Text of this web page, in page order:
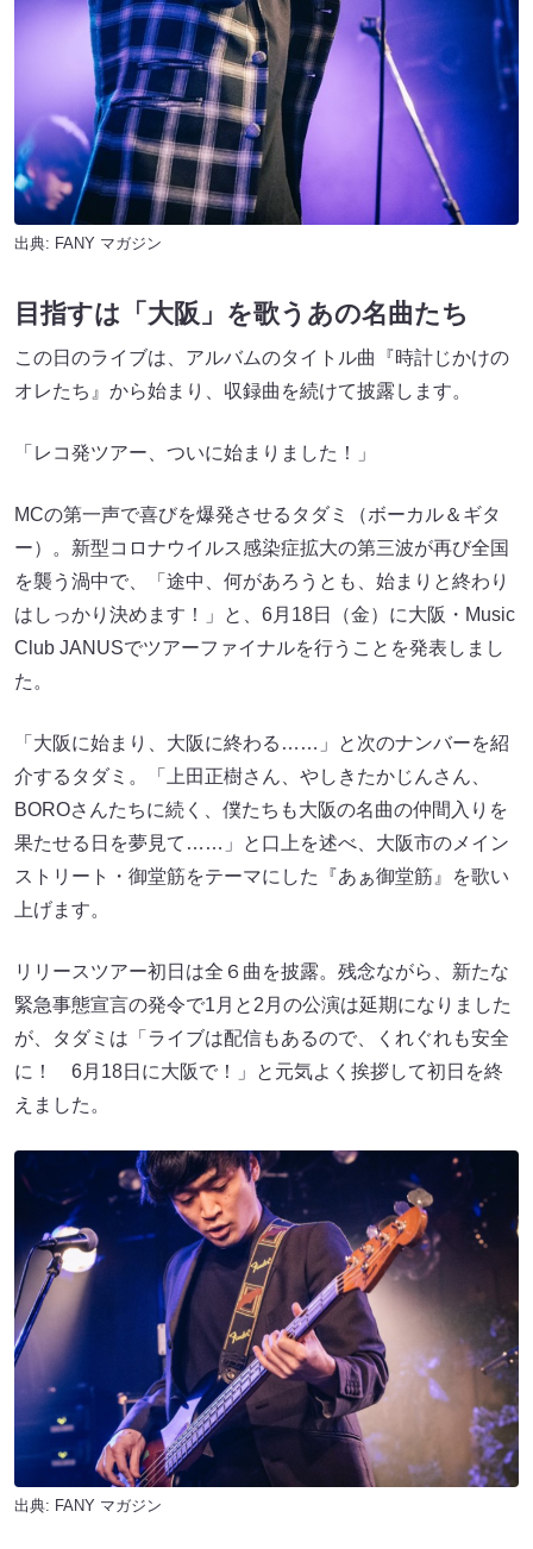
出典: FANY マガジン
目指すは「大阪」を歌うあの名曲たち
この日のライブは、アルバムのタイトル曲『時計じかけの
オレたち』から始まり、収録曲を続けて披露します。
「レコ発ツアー、ついに始まりました！」
MCの第一声で喜びを爆発させるタダミ（ボーカル＆ギタ
ー）。新型コロナウイルス感染症拡大の第三波が再び全国
を襲う渦中で、「途中、何があろうとも、始まりと終わり
はしっかり決めます！」と、6月18日（金）に大阪・Music
Club JANUSでツアーファイナルを行うことを発表しまし
た。
「大阪に始まり、大阪に終わる……」と次のナンバーを紹
介するタダミ。「上田正樹さん、やしきたかじんさん、
BOROさんたちに続く、僕たちも大阪の名曲の仲間入りを
果たせる日を夢見て……」と口上を述べ、大阪市のメイン
ストリート・御堂筋をテーマにした『あぁ御堂筋』を歌い
上げます。
リリースツアー初日は全６曲を披露。残念ながら、新たな
緊急事態宣言の発令で1月と2月の公演は延期になりました
が、タダミは「ライブは配信もあるので、くれぐれも安全
に！ 6月18日に大阪で！」と元気よく挨拶して初日を終
えました。
出典: FANY マガジン